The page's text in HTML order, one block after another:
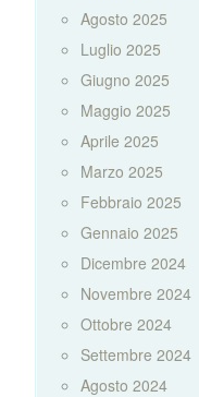
Agosto 2025
Luglio 2025
Giugno 2025
Maggio 2025
Aprile 2025
Marzo 2025
Febbraio 2025
Gennaio 2025
Dicembre 2024
Novembre 2024
Ottobre 2024
Settembre 2024
Agosto 2024